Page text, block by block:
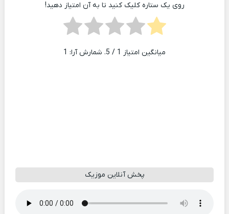
روی یک ستاره کلیک کنید تا به آن امتیاز دهید!
میانگین امتیاز 1 / 5. شمارش آرا: 1
پخش آنلاین موزیک